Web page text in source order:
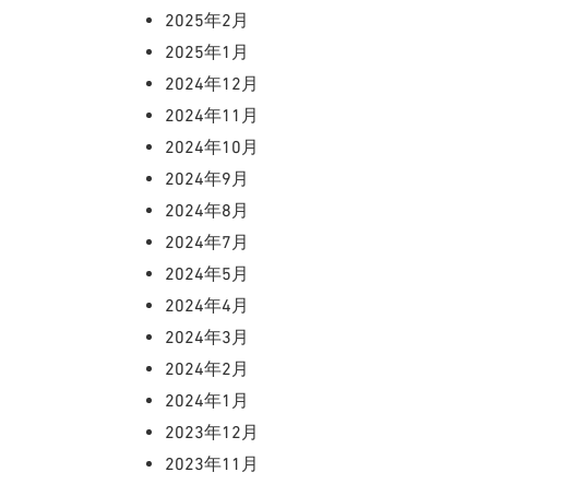
2025年2月
2025年1月
2024年12月
2024年11月
2024年10月
2024年9月
2024年8月
2024年7月
2024年5月
2024年4月
2024年3月
2024年2月
2024年1月
2023年12月
2023年11月